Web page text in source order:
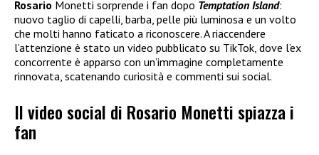
Rosario Monetti sorprende i fan dopo Temptation Island:
nuovo taglio di capelli, barba, pelle più luminosa e un volto
che molti hanno faticato a riconoscere. A riaccendere
l’attenzione è stato un video pubblicato su TikTok, dove l’ex
concorrente è apparso con un’immagine completamente
rinnovata, scatenando curiosità e commenti sui social.
Il video social di Rosario Monetti spiazza i
fan